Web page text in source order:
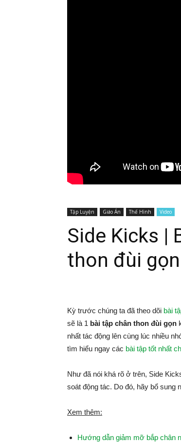
Tập Luyện Giáo Án Thể Hình Video
Side Kicks |
thon đùi
Kỳ trước chúng ta đã theo dõi bài
sẽ là 1 bài tập chân thon đùi gọn
nhất tác động lên cùng lúc nhiều
tìm hiểu ngay các bài tập tốt nhất
Như đã nói khá rõ ở trên, Side
soát động tác. Do đó, hãy bổ sung
Xem thêm:
Hướng dẫn giảm mỡ bắp chân